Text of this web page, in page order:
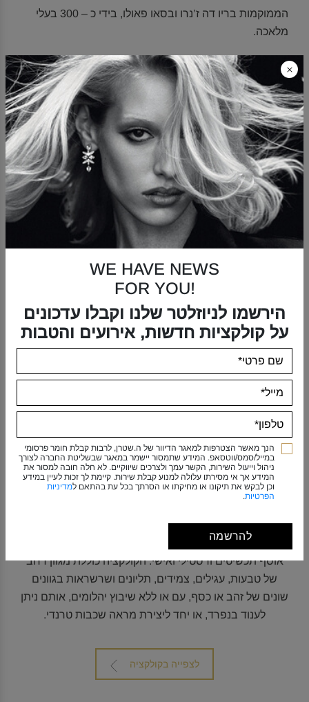
הממוקמות בריו דה ז’נרו ובסאו פאולו, בידי כ – 300 בעלי
מלאכה.
קרא/י עוד
VOGUE HStern magazine
SIGNATURE HS COLLECTION
קולקציית תכשיטים בעיצוב קלאסי, המדגישים בעדינות את
ובגימור מוברש, או בסטיינלס סטיל, ובשיבוץ יהלומים.
MYCOLLECTION
הקולקציה הקלילה והקז’ואלית של ה.שטרן, המאפשרת יצירת
אוסף תכשיטים ורסטילי ואישי. הקולקציה כוללת מגוון רחב
של טבעות, עגילים, צמידים, תליונים ושרשראות בגוונים
שונים של זהב או כסף, עם או ללא שיבוץ יהלומים, אותם ניתן
לענוד בנפרד, או יחד ליצירת מראה שכבות טרנדי.
לצפייה בקולקציה
WE HAVE NEWS
FOR YOU!
הירשמו לניוזלטר שלנו וקבלו עדכונים
על קולקציות חדשות, אירועים והטבות
הנך מאשר הצטרפות למאגר הדיוור של ה.שטרן, לרבות קבלת חומר פרסומי
במייל/סמס/ווטסאפ. המידע שתמסור יישמר במאגר שבשליטת החברה לצורך
ניהול וייעול השירות, הקשר עמך ולצרכים שיווקיים. לא חלה חובה למסור את
המידע אך אי מסירתו עלולה למנוע קבלת שירות. קיימת לך זכות לעיין במידע
וכן לבקש את תיקונו או מחיקתו או הסרתך בכל עת בהתאם למדיניות
הפרטיות.
להרשמה